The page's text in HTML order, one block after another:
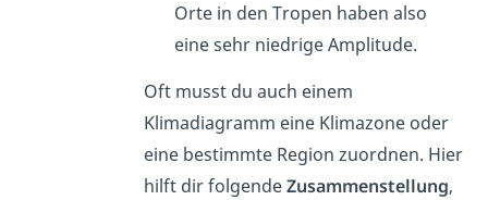
Orte in den Tropen haben also
eine sehr niedrige Amplitude.
Oft musst du auch einem
Klimadiagramm eine Klimazone oder
eine bestimmte Region zuordnen. Hier
hilft dir folgendeZusammenstellung,